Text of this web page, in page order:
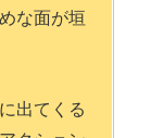
な面が垣
出てくる